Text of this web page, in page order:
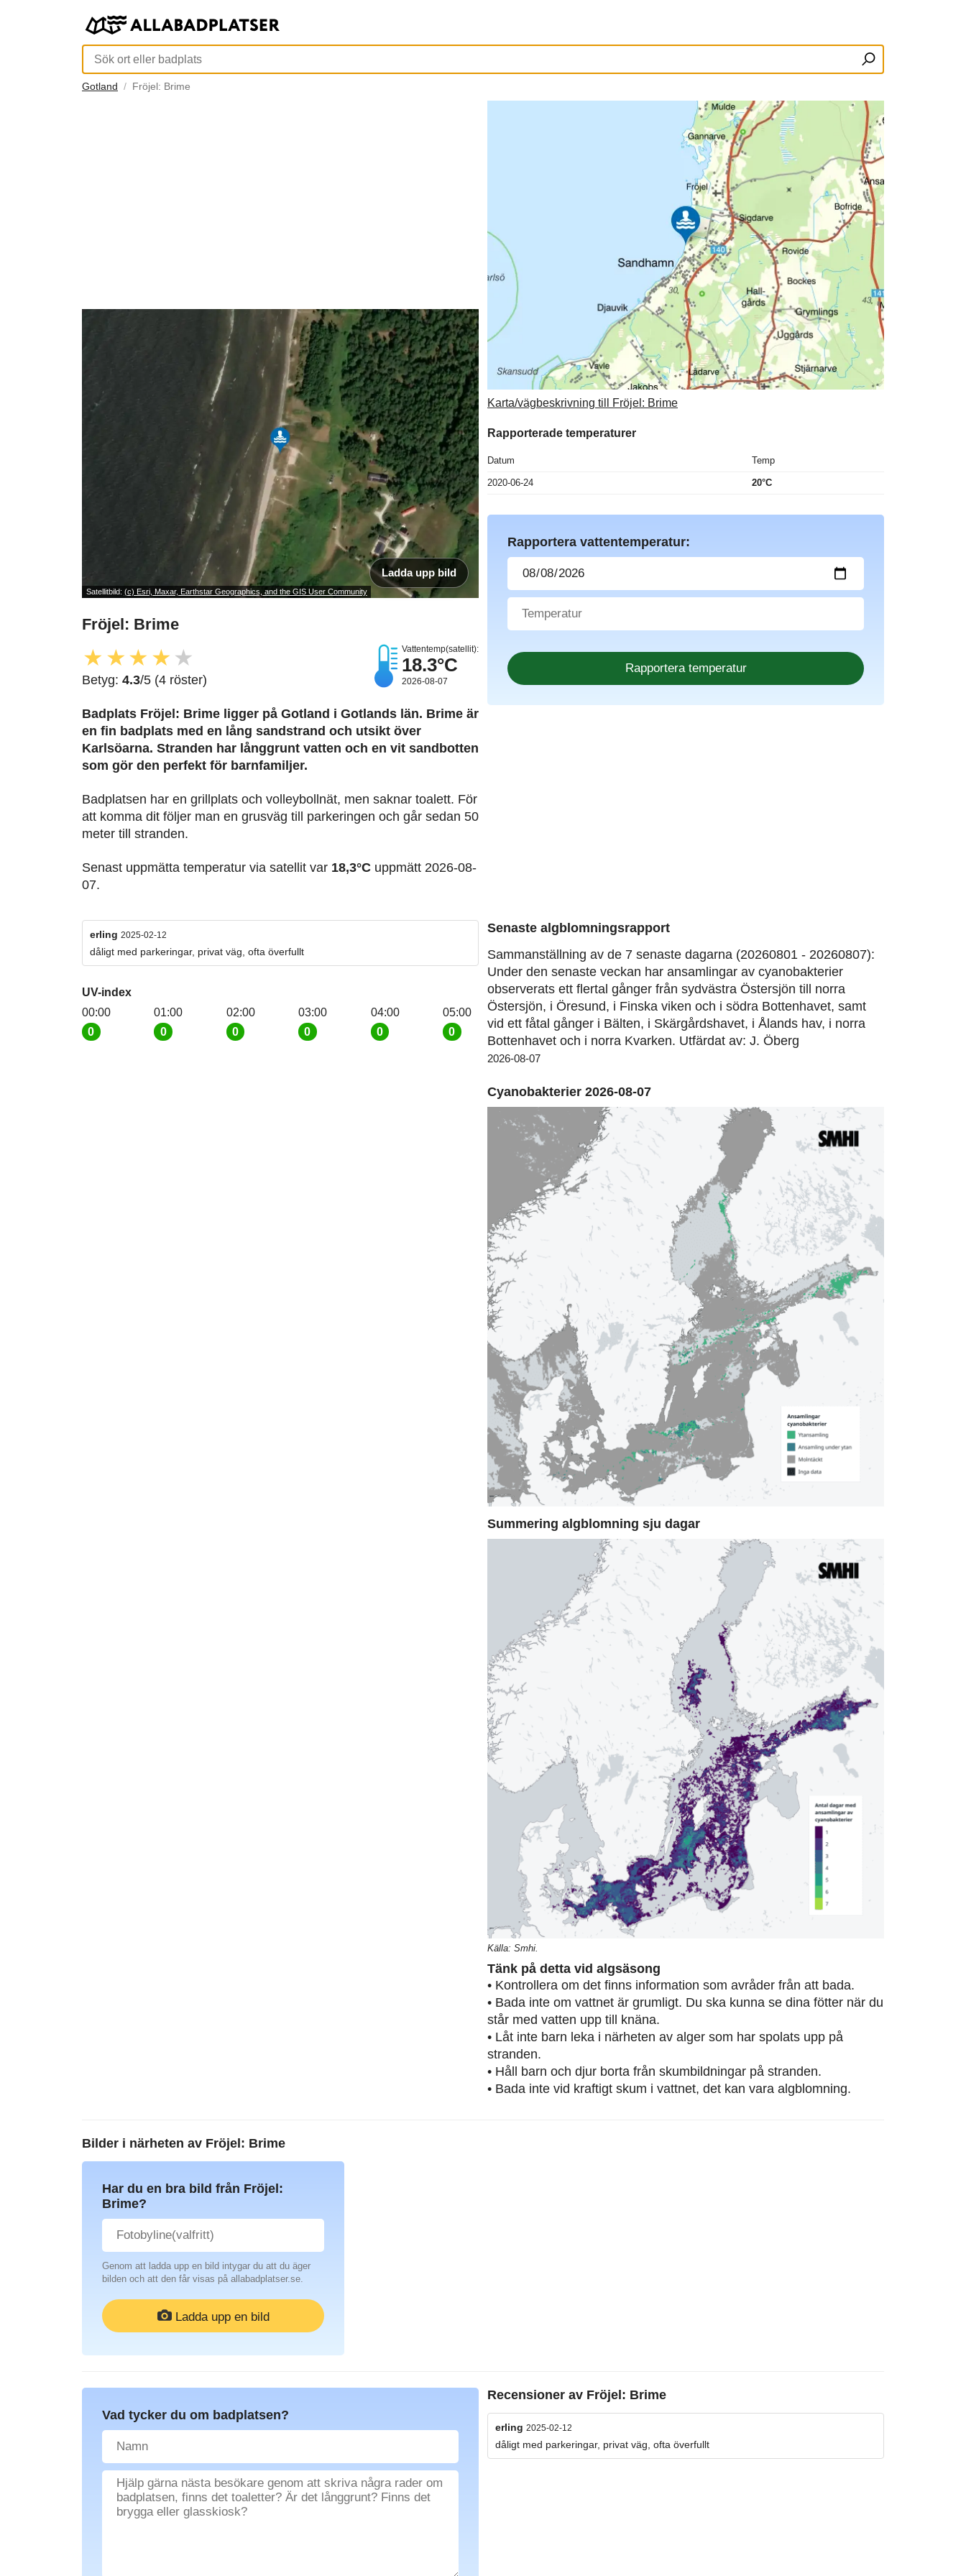
Gotland Fröjel: Brime
Satellitbild: (c) Esri, Maxar, Earthstar Geographics, and the GIS User Community
Ladda upp bild
Fröjel: Brime
★ ★★ ★ ★
Betyg: 4.3/5 (4 röster)
Vattentemp(satellit):
18.3°C
2026-08-07
Badplats Fröjel: Brime ligger på Gotland i Gotlands län. Brime är
en fin badplats med en lång sandstrand och utsikt över
Karlsöarna. Stranden har långgrunt vatten och en vit sandbotten
som gör den perfekt för barnfamiljer.
Badplatsen har en grillplats och volleybollnät, men saknar toalett. För
att komma dit följer man en grusväg till parkeringen och går sedan 50
meter till stranden.
Senast uppmätta temperatur via satellit var 18,3°C uppmätt 2026-08-
07.
erling 2025-02-12
dåligt med parkeringar, privat väg, ofta överfullt
UV-index
00:00
0
01:00
0
02:00
0
03:00
0
04:00
0
05:00
0
Karta/vägbeskrivning till Fröjel: Brime
Rapporterade temperaturer
Datum Temp
2020-06-24 20°C
Rapportera vattentemperatur:
Senaste algblomningsrapport
Sammanställning av de 7 senaste dagarna (20260801 - 20260807):
Under den senaste veckan har ansamlingar av cyanobakterier
observerats ett flertal gånger från sydvästra Östersjön till norra
Östersjön, i Öresund, i Finska viken och i södra Bottenhavet, samt
vid ett fåtal gånger i Bälten, i Skärgårdshavet, i Ålands hav, i norra
Bottenhavet och i norra Kvarken. Utfärdat av: J. Öberg
2026-08-07
Cyanobakterier 2026-08-07
Summering algblomning sju dagar
Källa: Smhi.
Tänk på detta vid algsäsong
• Kontrollera om det finns information som avråder från att bada.
• Bada inte om vattnet är grumligt. Du ska kunna se dina fötter när du
står med vatten upp till knäna.
• Låt inte barn leka i närheten av alger som har spolats upp på
stranden.
• Håll barn och djur borta från skumbildningar på stranden.
• Bada inte vid kraftigt skum i vattnet, det kan vara algblomning.
Bilder i närheten av Fröjel: Brime
Har du en bra bild från Fröjel:
Brime?
Genom att ladda upp en bild intygar du att du äger
bilden och att den får visas på allabadplatser.se.
Ladda upp en bild
Recensioner av Fröjel: Brime
erling 2025-02-12
dåligt med parkeringar, privat väg, ofta överfullt
Vad tycker du om badplatsen?